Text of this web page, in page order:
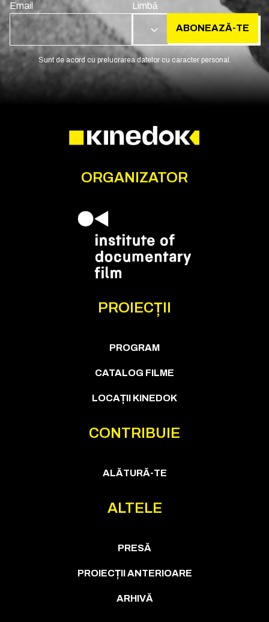
Email Limbă
RO ABONEAZĂ-TE
Sunt de acord cu prelucrarea datelor cu caracter personal.
ORGANIZATOR
PROIECȚII
PROGRAM
CATALOG FILME
LOCAȚII KINEDOK
CONTRIBUIE
ALĂTURĂ-TE
ALTELE
PRESĂ
PROIECȚII ANTERIOARE
ARHIVĂ